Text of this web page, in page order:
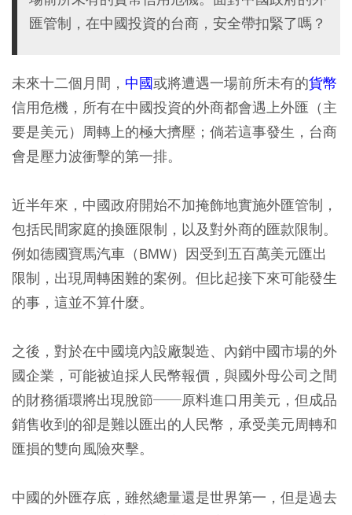
匯管制，在中國投資的台商，安全帶扣緊了嗎？
未來十二個月間， 中國或將遭遇一場前所未有的貨幣
信用危機，所有在中國投資的外商都會遇上外匯（主
要是美元）周轉上的極大擠壓；倘若這事發生，台商
會是壓力波衝擊的第一排。
近半年來，中國政府開始不加掩飾地實施外匯管制，
包括民間家庭的換匯限制，以及對外商的匯款限制。
例如德國寶馬汽車（BMW）因受到五百萬美元匯出
限制，出現周轉困難的案例。但比起接下來可能發生
的事，這並不算什麼。
之後，對於在中國境內設廠製造、內銷中國市場的外
國企業，可能被迫採人民幣報價，與國外母公司之間
的財務循環將出現脫節──原料進口用美元，但成品
銷售收到的卻是難以匯出的人民幣，承受美元周轉和
匯損的雙向風險夾擊。
中國的外匯存底，雖然總量還是世界第一，但是過去